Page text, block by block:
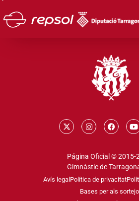
Página Oficial © 2015-
Gimnàstic de
Avís legal Política de privacitat
Bases per als